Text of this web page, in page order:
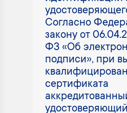
Согласно
закону от
ФЗ «Об
подписи», при
сертификата